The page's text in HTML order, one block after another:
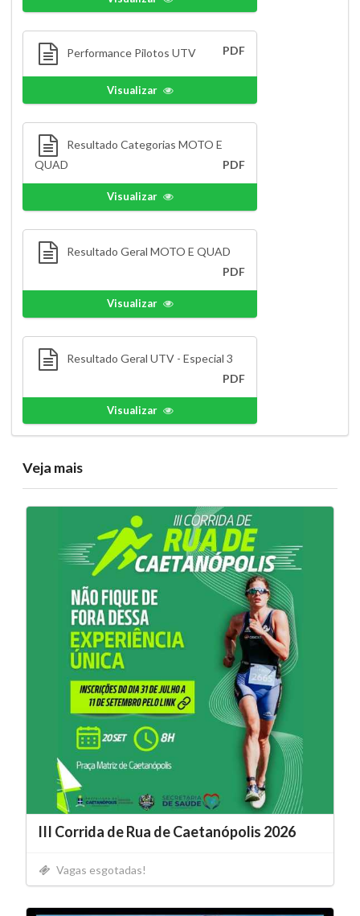
Performance Pilotos UTV PDF
Visualizar
Resultado Categorias MOTO E
QUAD
PDF
Visualizar
Resultado Geral MOTO E QUAD
PDF
Visualizar
Resultado Geral UTV - Especial 3
PDF
Visualizar
Veja mais
III Corrida de Rua de Caetanópolis 2026
Vagas esgotadas!